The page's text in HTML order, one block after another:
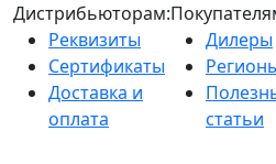
Дистрибьюторам:
Реквизиты
Сертификаты
Доставка и
оплата
Дилеры
статьи